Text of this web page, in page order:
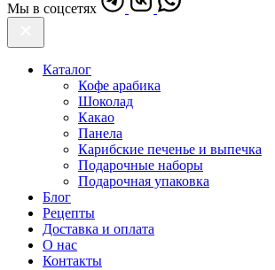
Мы в соцсетях
Каталог
Кофе арабика
Шоколад
Какао
Панела
Карибские печенье и выпечка
Подарочные наборы
Подарочная упаковка
Блог
Рецепты
Доставка и оплата
О нас
Контакты